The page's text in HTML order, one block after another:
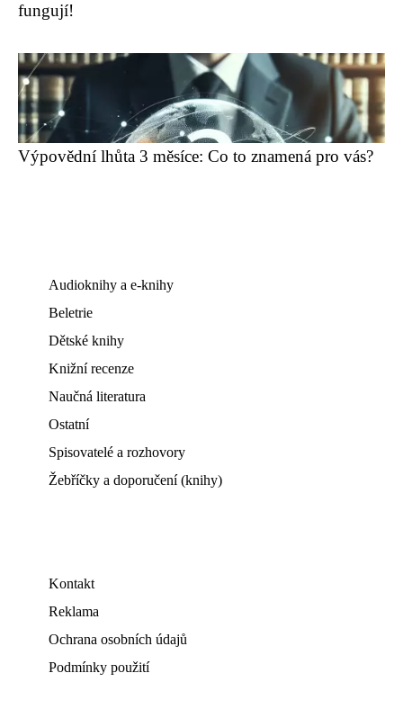
fungují!
Výpovědní lhůta 3 měsíce: Co to znamená pro vás?
Audioknihy a e-knihy
Beletrie
Dětské knihy
Knižní recenze
Naučná literatura
Ostatní
Spisovatelé a rozhovory
Žebříčky a doporučení (knihy)
Kontakt
Reklama
Ochrana osobních údajů
Podmínky použití